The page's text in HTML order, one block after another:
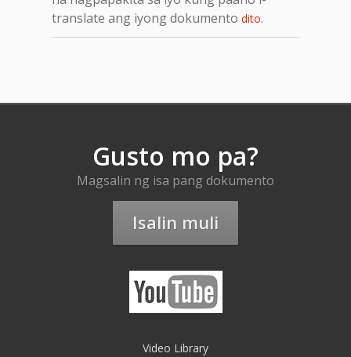
translate ang iyong dokumento dito.
Gusto mo pa?
Magsalin ng isa pang dokumento
Isalin muli
Video Library